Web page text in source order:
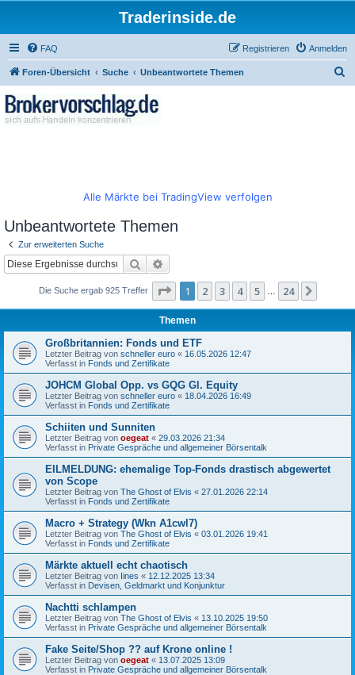
Traderinside.de
FAQ Anmelden
Registrieren
Foren-Übersicht Suche Unbeantwortete Themen
Alle Märkte bei TradingView verfolgen
Unbeantwortete Themen
Zur erweiterten Suche
Suche
Die Suche ergab 925 Treffer Seite 1von 24
1 2 3 4 5 24
Themen
Großbritannien: Fonds und ETF
Letzter Beitrag von schneller euro « 16.05.2026 12:47
Verfasst in Fonds und Zertifikate
JOHCM Global Opp. vs GQG Gl. Equity
Letzter Beitrag von schneller euro « 18.04.2026 16:49
Verfasst in Fonds und Zertifikate
Schiiten und Sunniten
Letzter Beitrag von oegeat « 29.03.2026 21:34
Verfasst in Private Gespräche und allgemeiner Börsentalk
EILMELDUNG: ehemalige Top-Fonds drastisch abgewertet
von Scope
Letzter Beitrag von The Ghost of Elvis « 27.01.2026 22:14
Verfasst in Fonds und Zertifikate
Macro + Strategy (Wkn A1cwl7)
Letzter Beitrag von The Ghost of Elvis « 03.01.2026 19:41
Verfasst in Fonds und Zertifikate
Märkte aktuell echt chaotisch
Letzter Beitrag von Iines « 12.12.2025 13:34
Verfasst in Devisen, Geldmarkt und Konjunktur
Nachtti schlampen
Letzter Beitrag von The Ghost of Elvis « 13.10.2025 19:50
Verfasst in Private Gespräche und allgemeiner Börsentalk
Fake Seite/Shop ?? auf Krone online !
Letzter Beitrag von oegeat « 13.07.2025 13:09
Verfasst in Private Gespräche und allgemeiner Börsentalk